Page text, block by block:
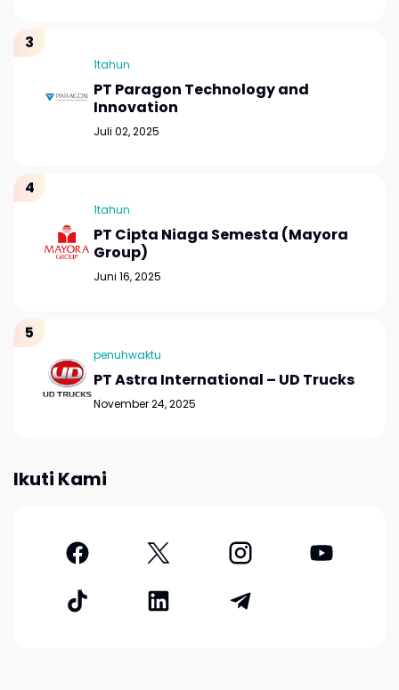
1tahun
PT Paragon Technology and
Innovation
Juli 02, 2025
1tahun
PT Cipta Niaga Semesta (Mayora
Group)
Juni 16, 2025
penuhwaktu
PT Astra International – UD Trucks
November 24, 2025
Ikuti Kami